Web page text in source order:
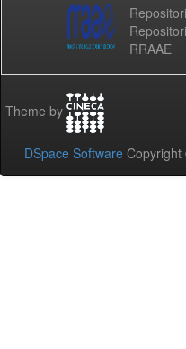
RRAAE
Theme by
DSpace Software